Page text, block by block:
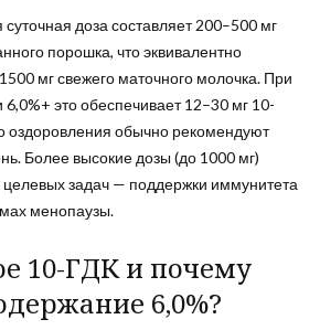
доза составляет 200–500 мг
порошка, что эквивалентно
мг свежего маточного молочка. При
6,0%+ это обеспечивает 12–30 мг 10-
оздоровления обычно рекомендуют
Более высокие дозы (до 1000 мг)
задач — поддержки иммунитета
менопаузы.
10-ГДК и почему
6,0%?